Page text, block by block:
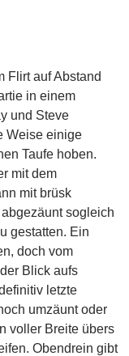
Flirt auf Abstand
in einem
und Steve
Weise einige
Taufe hoben.
mit dem
mit brüsk
sogleich
gestatten. Ein
doch vom
Blick aufs
letzte
umzäunt oder
voller Breite übers
Obendrein gibt